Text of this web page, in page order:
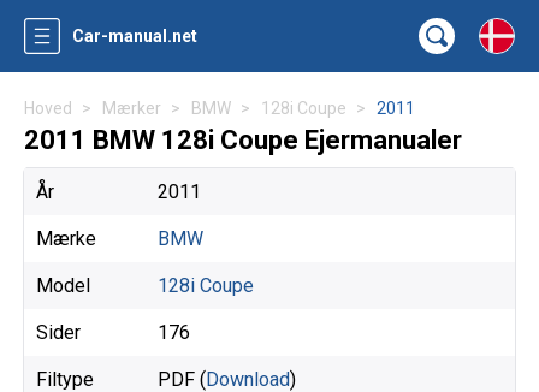
Car-manual.net
Hoved Mærker BMW 128i Coupe 2011
2011 BMW 128i Coupe Ejermanualer
År 2011
Mærke BMW
Model 128i Coupe
Sider 176
Filtype PDF (Download)